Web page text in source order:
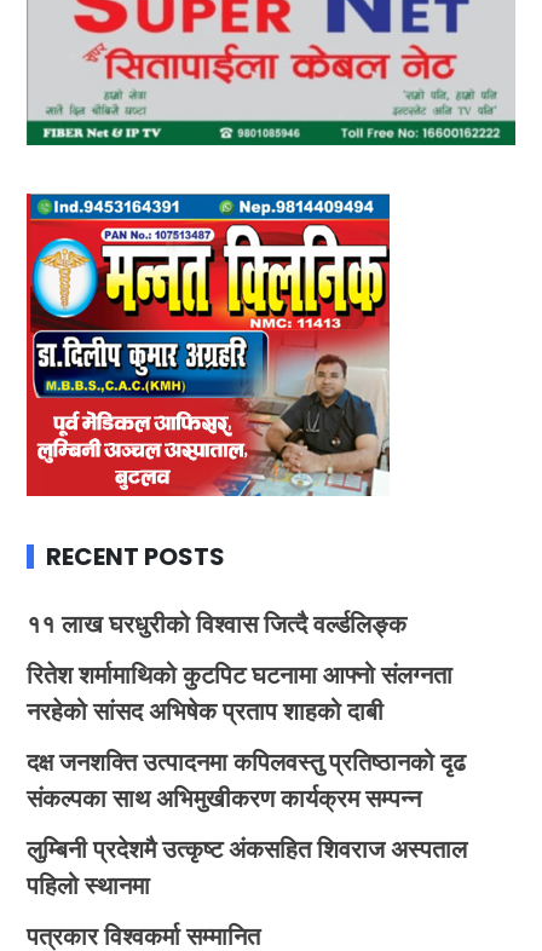
RECENT POSTS
११ लाख घरधुरीको विश्वास जित्दै वर्ल्डलिङ्क
रितेश शर्मामाथिको कुटपिट घटनामा आफ्नो संलग्नता
नरहेको सांसद अभिषेक प्रताप शाहको दाबी
दक्ष जनशक्ति उत्पादनमा कपिलवस्तु प्रतिष्ठानको दृढ
संकल्पका साथ अभिमुखीकरण कार्यक्रम सम्पन्न
लुम्बिनी प्रदेशमै उत्कृष्ट अंकसहित शिवराज अस्पताल
पहिलो स्थानमा
पत्रकार विश्वकर्मा सम्मानित